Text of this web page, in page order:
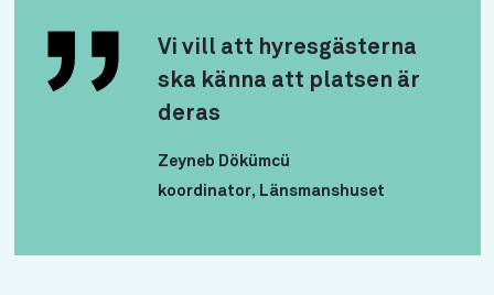
Vi vill att hyresgästerna
ska känna att platsen är
deras
Zeyneb Dökümcü
koordinator, Länsmanshuset